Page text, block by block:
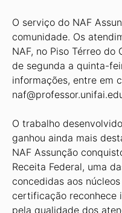
O serviço do NAF
comunidade. Os
NAF, no Piso Térreo do
de segunda a quinta-
informações, entre em
O trabalho
ganhou ainda mais
NAF Assunção
Receita Federal, uma
concedidas aos
certifi­cação reconhece
pela qualidade dos